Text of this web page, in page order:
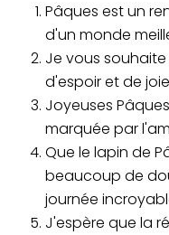
Pâques est un
d'un monde
Je vous
d'espoir et de
Joyeuses
marquée par
Que le lapin de
beaucoup de
journée
J'espère que la